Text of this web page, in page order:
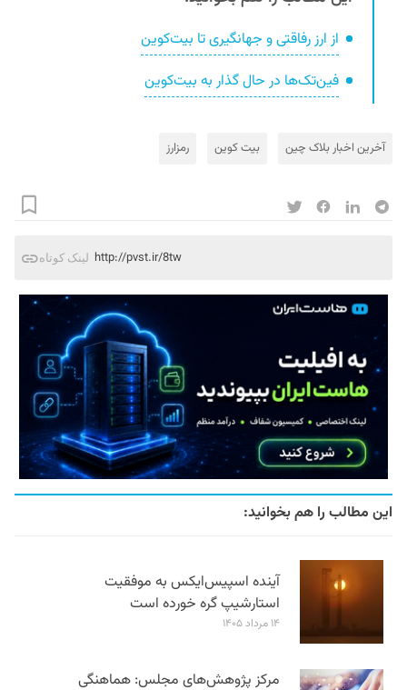
از ارز رفاقتی و جهانگیری تا بیت‌کوین
فین‌تک‌ها در حال گذار به بیت‌کوین
آخرین اخبار بلاک‌ چین بیت کوین رمزارز
لینک کوتاه http://pvst.ir/8tw
این مطالب را هم بخوانید:
آینده اسپیس‌ایکس به موفقیت
استارشیپ گره خورده است
۱۴ مرداد ۱۴۰۵
مرکز پژوهش‌های مجلس: هماهنگی